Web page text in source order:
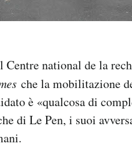
national de la
che la mobilitazione
è «qualcosa di
di Le Pen, i suoi